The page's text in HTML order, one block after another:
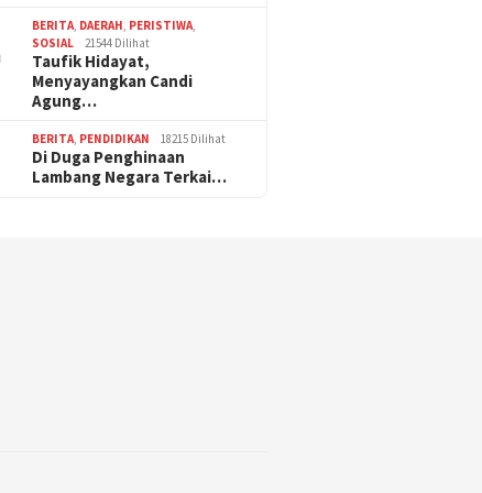
BERITA, DAERAH, PERISTIWA,
SOSIAL
21544 Dilihat
Taufik Hidayat,
Menyayangkan Candi
Agung…
BERITA, PENDIDIKAN 18215 Dilihat
Di Duga Penghinaan
Lambang Negara Terkai…